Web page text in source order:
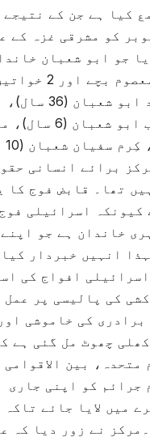
ریکارڈ جمع کیا ہے جن کے
شہید اور 122 زخمی ہوئے۔ سب سے ہولناک حملہ گذشتہ جمعے 17 اکتوبر کو
جو ابو شعبان
افراد کو لے جا رہی تھی۔گاڑی میں سوار تمام 11 افراد شہید ہوئے جن میں 7 معصوم
شامل تھیں۔ شہدا میں ایہاب محمد ناصر ابو شعبان (38 سال)،
ایہاب ابو شعبان (13 سال)، جمانہ ایہاب ابو شعبان (10 سال)،
ایہاب ابو شعبان (5 سال)، سفیان شعبان، ان کی اہلیہ سمر محمد ناصر شعبان، کِرم سفیان شعبان (10
سفیان شعبان (12 سال) شامل ہیں۔مرکز برائے
تھا۔ قابض فوج کا
کیونکہ اسرائیلی
خاندان ہے جو اپنے
انہیں خبردار کیا
افواج کی
کی پالیسی پر عمل
کی خاموشی اور
چھوٹ مل گئی ہے
بین الاقوامی
جرائم کو اپنی جاری
میں لایا جائے تاکہ
نے زور دیا کہ